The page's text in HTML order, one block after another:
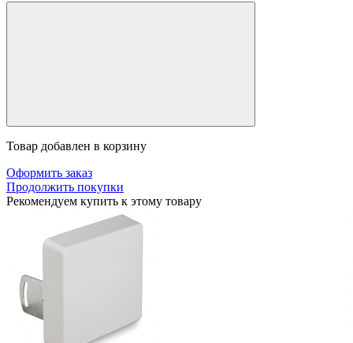
Товар добавлен в корзину
Оформить заказ
Продолжить покупки
Рекомендуем купить к этому товару